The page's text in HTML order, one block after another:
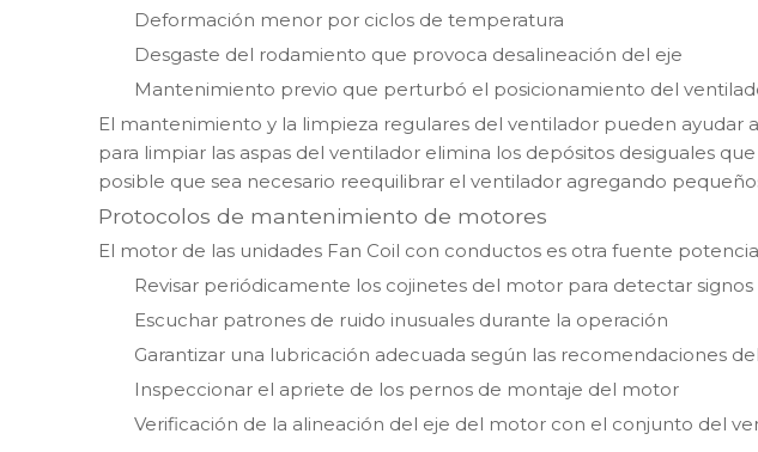
Deformación menor por ciclos de temperatura
Desgaste del rodamiento que provoca desalineación del eje
Mantenimiento previo que perturbó el posicionamiento del
El mantenimiento y la limpieza regulares del ventilador pueden ayudar
para limpiar las aspas del ventilador elimina los depósitos desiguales
posible que sea necesario reequilibrar el ventilador agregando
Protocolos de mantenimiento de motores
El motor de las unidades Fan Coil con conductos es otra fuente
Revisar periódicamente los cojinetes del motor para detectar signos
Escuchar patrones de ruido inusuales durante la operación
Garantizar una lubricación adecuada según las recomendaciones
Inspeccionar el apriete de los pernos de montaje del motor
Verificación de la alineación del eje del motor con el conjunto del